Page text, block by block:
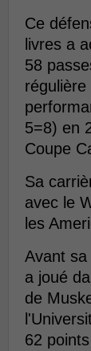
Ce
livres a
58
5=8) en
Coupe
Sa
avec le
les
Avant sa
a joué
de
62